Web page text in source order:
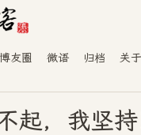
博友圈 微语 归档 关于
起，我坚持